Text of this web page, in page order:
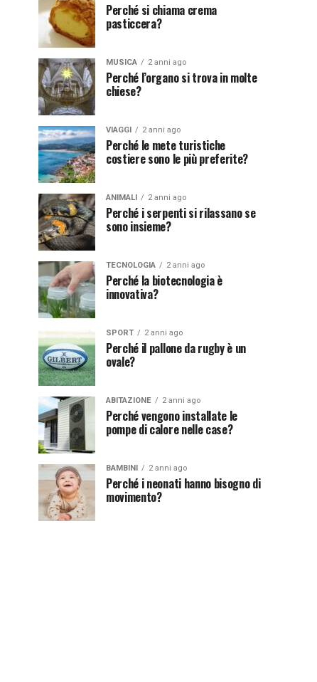
Perché si chiama crema
pasticcera?
MUSICA 2 anni ago
Perché l’organo si trova in molte
chiese?
VIAGGI 2 anni ago
Perché le mete turistiche
costiere sono le più preferite?
ANIMALI 2 anni ago
Perché i serpenti si rilassano se
sono insieme?
TECNOLOGIA 2 anni ago
Perché la biotecnologia è
innovativa?
SPORT 2 anni ago
Perché il pallone da rugby è un
ovale?
ABITAZIONE 2 anni ago
Perché vengono installate le
pompe di calore nelle case?
BAMBINI 2 anni ago
Perché i neonati hanno bisogno di
movimento?